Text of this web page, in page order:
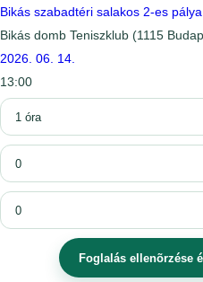
Bikás szabadtéri salakos 2-es pálya
Bikás domb Teniszklub (1115
2026. 06. 14.
13:00